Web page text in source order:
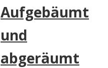
Aufgebäumt
und
abgeräumt